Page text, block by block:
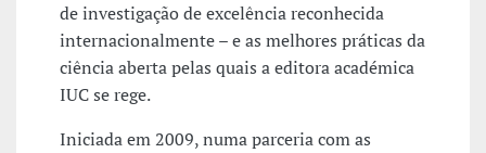
de investigação de excelência reconhecida
internacionalmente – e as melhores práticas da
ciência aberta pelas quais a editora académica
IUC se rege.
Iniciada em 2009, numa parceria com as